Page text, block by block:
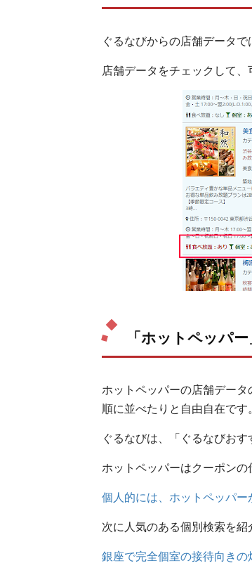
ぐるなびからの店舗データ
店舗データをチェックして
「ホットペッパ
ホットペッパーの店舗デー
順に並べたりと自由自在です。
ぐるなびは、「ぐるなびおす
ホットペッパーはクーポンの
個人的には、ホットペッパー
次に人気のある個別検索を
銀座で完全個室の接待向きの